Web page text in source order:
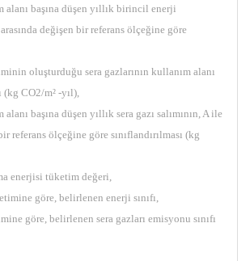
alanı başına düşen yıllık birincil enerji
değişen bir referans ölçeğine göre
oluşturduğu sera gazlarının kullanım alanı
(kg CO2/m² -yıl),
başına düşen yıllık sera gazı salımının, A ile
referans ölçeğine göre sınıflandırılması (kg
enerjisi tüketim değeri,
göre, belirlenen enerji sınıfı,
göre, belirlenen sera gazları emisyonu sınıfı